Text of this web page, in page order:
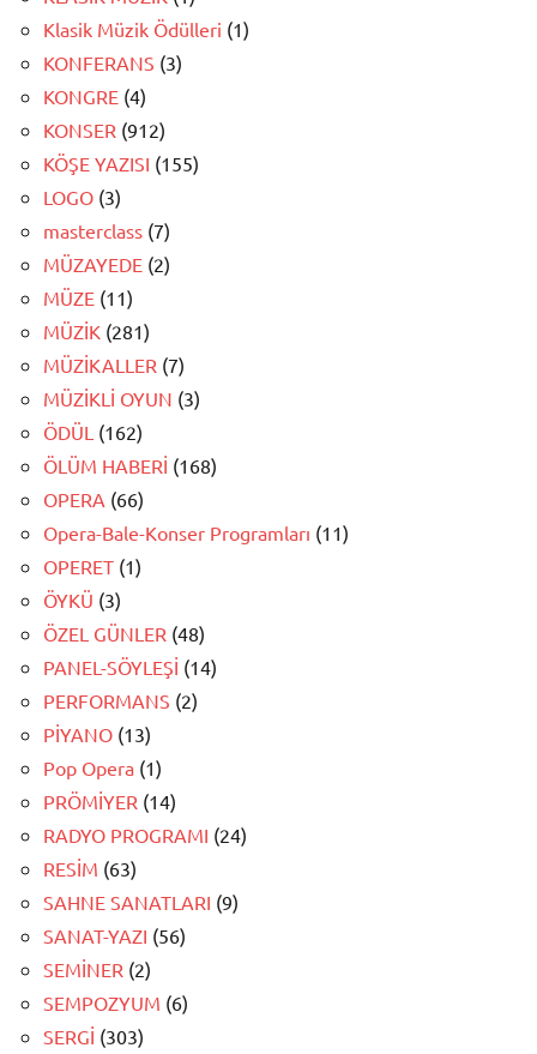
Klasik Müzik Ödülleri (1)
KONFERANS (3)
KONGRE (4)
KONSER (912)
KÖŞE YAZISI (155)
LOGO (3)
masterclass (7)
MÜZAYEDE (2)
MÜZE (11)
MÜZİK (281)
MÜZİKALLER (7)
MÜZİKLİ OYUN (3)
ÖDÜL (162)
ÖLÜM HABERİ (168)
OPERA (66)
Opera-Bale-Konser Programları (11)
OPERET (1)
ÖYKÜ (3)
ÖZEL GÜNLER (48)
PANEL-SÖYLEŞİ (14)
PERFORMANS (2)
PİYANO (13)
Pop Opera (1)
PRÖMİYER (14)
RADYO PROGRAMI (24)
RESİM (63)
SAHNE SANATLARI (9)
SANAT-YAZI (56)
SEMİNER (2)
SEMPOZYUM (6)
SERGİ (303)